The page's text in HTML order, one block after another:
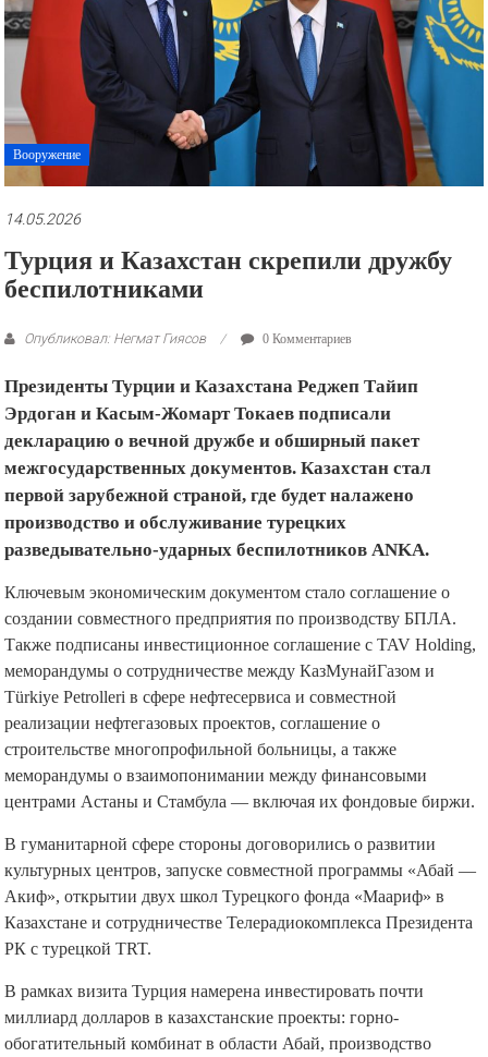
рекламные
ролики
презентации.
Вооружение
14.05.2026
Турция и Казахстан скрепили дружбу
беспилотниками
Опубликовал: Негмат Гиясов 0 Комментариев
Президенты Турции и Казахстана Реджеп Тайип
Эрдоган и Касым-Жомарт Токаев подписали
декларацию о вечной дружбе и обширный пакет
межгосударственных документов. Казахстан стал
первой зарубежной страной, где будет налажено
производство и обслуживание турецких
разведывательно-ударных беспилотников ANKA.
Ключевым экономическим документом стало соглашение о
создании совместного предприятия по производству БПЛА.
Также подписаны инвестиционное соглашение с TAV Holding,
меморандумы о сотрудничестве между КазМунайГазом и
Türkiye Petrolleri в сфере нефтесервиса и совместной
реализации нефтегазовых проектов, соглашение о
строительстве многопрофильной больницы, а также
меморандумы о взаимопонимании между финансовыми
центрами Астаны и Стамбула — включая их фондовые биржи.
В гуманитарной сфере стороны договорились о развитии
культурных центров, запуске совместной программы «Абай —
Акиф», открытии двух школ Турецкого фонда «Маариф» в
Казахстане и сотрудничестве Телерадиокомплекса Президента
РК с турецкой TRT.
В рамках визита Турция намерена инвестировать почти
миллиард долларов в казахстанские проекты: горно-
обогатительный комбинат в области Абай, производство